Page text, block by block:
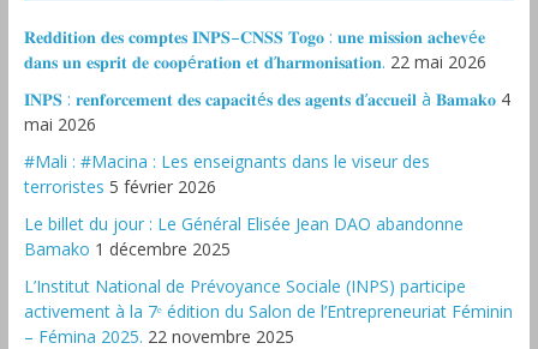
𝐑𝐞𝐝𝐝𝐢𝐭𝐢𝐨𝐧 𝐝𝐞𝐬 𝐜𝐨𝐦𝐩𝐭𝐞𝐬 𝐈𝐍𝐏𝐒–𝐂𝐍𝐒𝐒 𝐓𝐨𝐠𝐨 : 𝐮𝐧𝐞 𝐦𝐢𝐬𝐬𝐢𝐨𝐧 𝐚𝐜𝐡𝐞𝐯é𝐞
𝐝𝐚𝐧𝐬 𝐮𝐧 𝐞𝐬𝐩𝐫𝐢𝐭 𝐝𝐞 𝐜𝐨𝐨𝐩é𝐫𝐚𝐭𝐢𝐨𝐧 𝐞𝐭 𝐝’𝐡𝐚𝐫𝐦𝐨𝐧𝐢𝐬𝐚𝐭𝐢𝐨𝐧. 22 mai 2026
𝐈𝐍𝐏𝐒 : 𝐫𝐞𝐧𝐟𝐨𝐫𝐜𝐞𝐦𝐞𝐧𝐭 𝐝𝐞𝐬 𝐜𝐚𝐩𝐚𝐜𝐢𝐭é𝐬 𝐝𝐞𝐬 𝐚𝐠𝐞𝐧𝐭𝐬 𝐝’𝐚𝐜𝐜𝐮𝐞𝐢𝐥 à 𝐁𝐚𝐦𝐚𝐤𝐨 4
mai 2026
#Mali : #Macina : Les enseignants dans le viseur des
terroristes 5 février 2026
‎Le billet du jour : Le Général Elisée Jean DAO abandonne
Bamako 1 décembre 2025
L’Institut National de Prévoyance Sociale (INPS) participe
activement à la 7ᵉ édition du Salon de l’Entrepreneuriat Féminin
– Fémina 2025. 22 novembre 2025